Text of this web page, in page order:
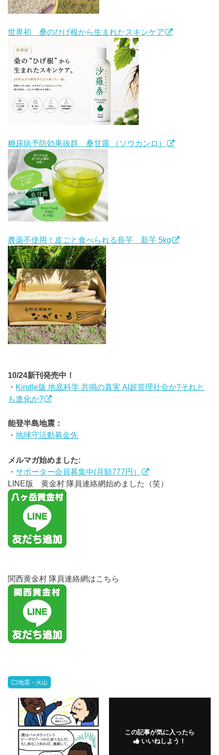
世界初 桑のひげ根から生まれたスキンケア
糖尿病予防効果抜群 桑甘露 （ソウカンロ）
農薬不使用！皮ごと食べられる長芋 新芋 5kg
10/24新刊発売中！
・ Kindle版 地底科学 共鳴の真実 AI超管理社会か?それと
も進化か?
能登半島地震：
・地球守活動募金先
メルマガ始めました:
・サポーター会員募集中(月額777円）
LINE版 黄金村 隊員連絡網始めました（笑）
関西黄金村 隊員連絡網はこちら
地震・火山
この記事が気に入ったら
いいねしよう！